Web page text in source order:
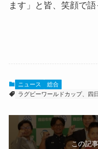
ます」と皆、笑顔で語
ニュース
総合
ラグビーワールドカップ、四
この記